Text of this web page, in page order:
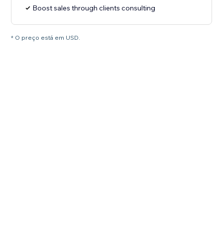
Boost sales through clients consulting
* O preço está em USD.